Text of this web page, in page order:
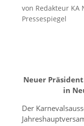
von Redakteur KA
Pressespiegel
Neuer
in
Der